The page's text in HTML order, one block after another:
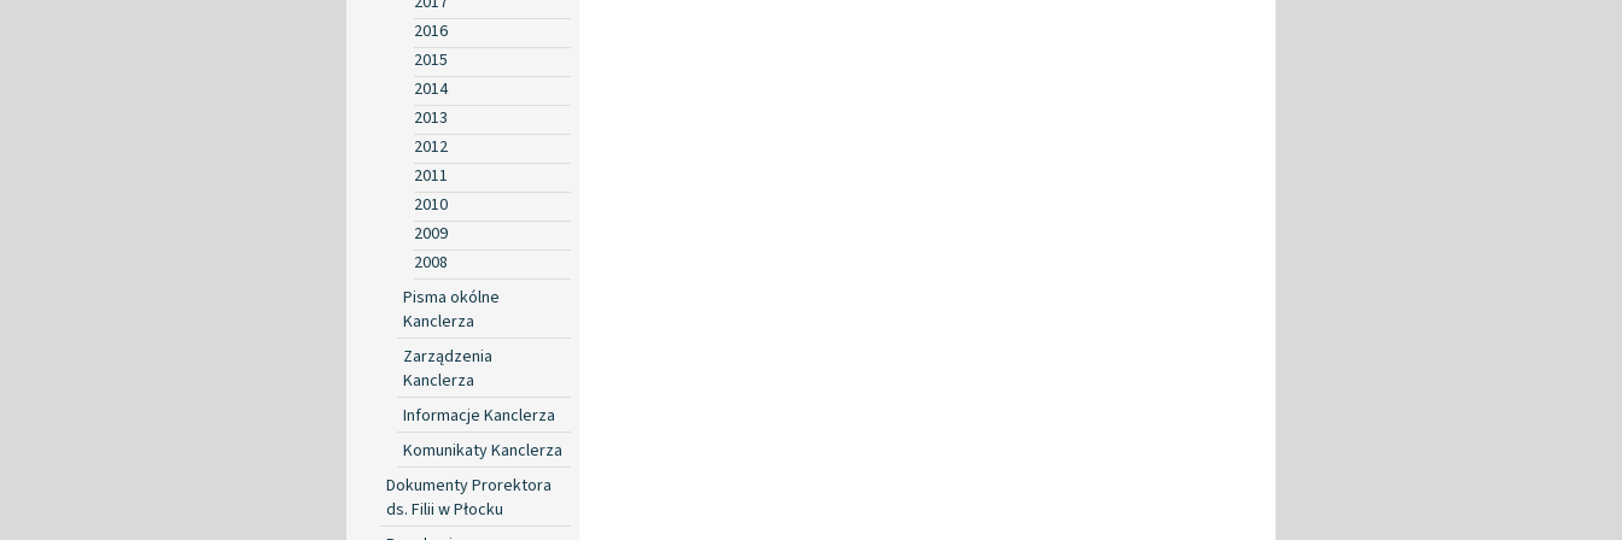
2016
2015
2014
2013
2012
2011
2010
2009
2008
Pisma okólne
Kanclerza
Zarządzenia
Kanclerza
Informacje Kanclerza
Komunikaty Kanclerza
Dokumenty Prorektora
ds. Filii w Płocku